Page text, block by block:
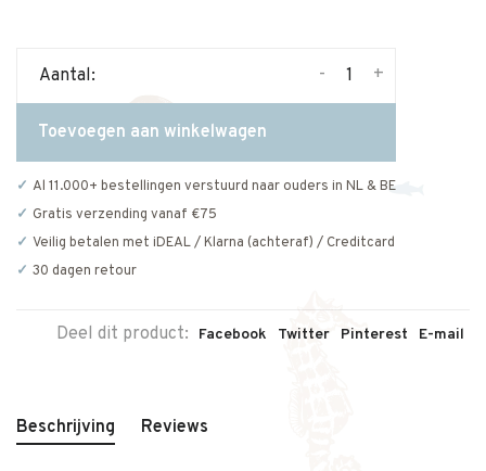
Aantal: +
-
Toevoegen aan winkelwagen
Al 11.000+ bestellingen verstuurd naar ouders in NL & BE
Gratis verzending vanaf €75
Veilig betalen met iDEAL / Klarna (achteraf) / Creditcard
30 dagen retour
Deel dit product: Facebook Twitter Pinterest E-mail
Beschrijving Reviews